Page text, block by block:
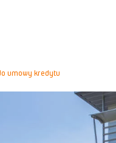
umowy kredytu